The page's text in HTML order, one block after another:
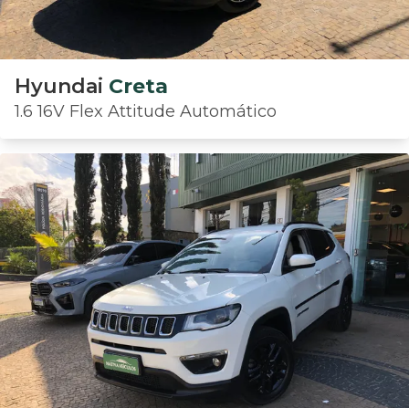
Hyundai Creta
1.6 16V Flex Attitude Automático